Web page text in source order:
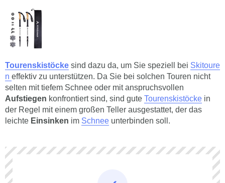
Tourenskistöcke sind dazu da, um Sie speziell bei Skitoure
n effektiv zu unterstützen. Da Sie bei solchen Touren nicht
selten mit tiefem Schnee oder mit anspruchsvollen
Aufstiegen konfrontiert sind, sind gute Tourenskistöcke in
der Regel mit einem großen Teller ausgestattet, der das
leichte Einsinken im Schnee unterbinden soll.